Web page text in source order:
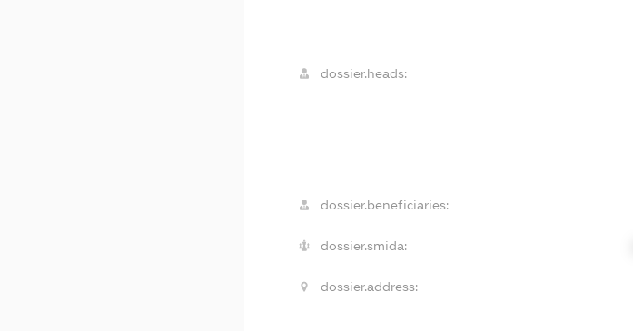
dossier.heads:
dossier.beneficiaries:
dossier.smida:
dossier.address: